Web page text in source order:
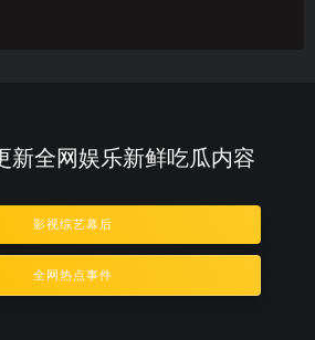
新全网娱乐新鲜吃瓜内容
影视综艺幕后
全网热点事件